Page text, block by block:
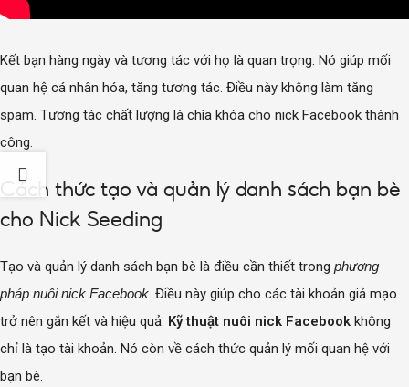
Kết bạn hàng ngày và tương tác với họ là quan trọng. Nó giúp mối
quan hệ cá nhân hóa, tăng tương tác. Điều này không làm tăng
spam. Tương tác chất lượng là chìa khóa cho nick Facebook thành
công.
Cách thức tạo và quản lý danh sách bạn bè
cho Nick Seeding
Tạo và quản lý danh sách bạn bè là điều cần thiết trong phương
pháp nuôi nick Facebook. Điều này giúp cho các tài khoản giả mạo
trở nên gắn kết và hiệu quả. Kỹ thuật nuôi nick Facebook không
chỉ là tạo tài khoản. Nó còn về cách thức quản lý mối quan hệ với
bạn bè.